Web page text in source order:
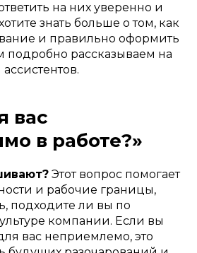
на них уверенно и
знать больше о том, как
и правильно оформить
подробно рассказываем на
вас
в работе?»
Этот вопрос помогает
и рабочие границы,
подходите ли вы по
компании. Если вы
вас неприемлемо, это